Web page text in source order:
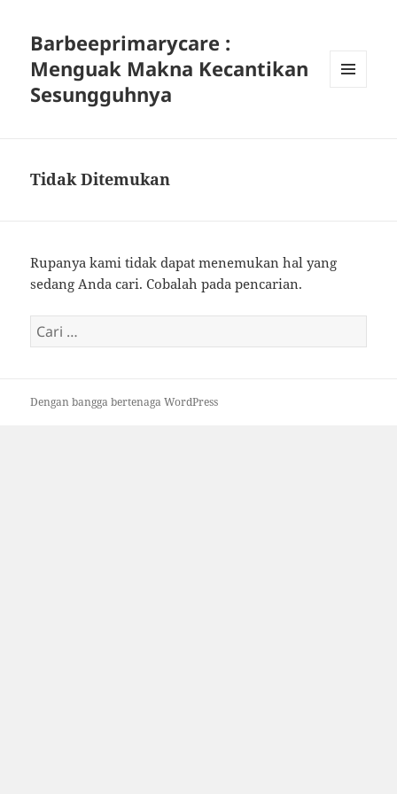
Barbeeprimarycare :
Menguak Makna Kecantikan
Sesungguhnya
Tidak Ditemukan
Rupanya kami tidak dapat menemukan hal yang
sedang Anda cari. Cobalah pada pencarian.
Cari
untuk:
Dengan bangga bertenaga WordPress